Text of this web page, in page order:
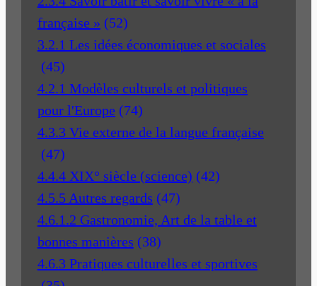
française » (52)
3.2.1 Les idées économiques et sociales
(45)
4.2.1 Modèles culturels et politiques
pour l'Europe (74)
4.3.3 Vie externe de la langue française
(47)
4.4.4 XIX° siècle (science) (42)
4.5.5 Autres regards (47)
4.6.1.2 Gastronomie, Art de la table et
bonnes manières (38)
4.6.3 Pratiques culturelles et sportives